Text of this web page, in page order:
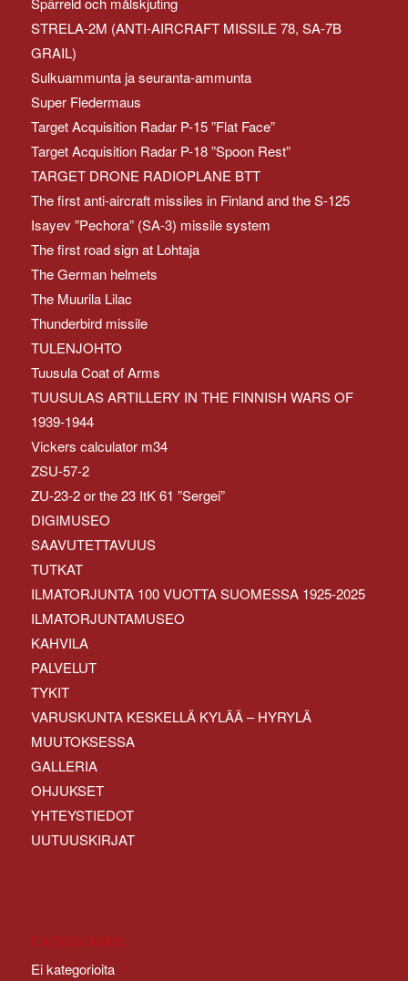
STRELA-2M (ANTI-AIRCRAFT MISSILE 78, SA-7B
GRAIL)
Sulkuammunta ja seuranta-ammunta
Super Fledermaus
Target Acquisition Radar P-15 ”Flat Face”
Target Acquisition Radar P-18 ”Spoon Rest”
TARGET DRONE RADIOPLANE BTT
The first anti-aircraft missiles in Finland and the S-125
Isayev ”Pechora” (SA-3) missile system
The first road sign at Lohtaja
The German helmets
The Muurila Lilac
Thunderbird missile
TULENJOHTO
Tuusula Coat of Arms
TUUSULAS ARTILLERY IN THE FINNISH WARS OF
1939-1944
Vickers calculator m34
ZSU-57-2
ZU-23-2 or the 23 ItK 61 ”Sergei”
DIGIMUSEO
SAAVUTETTAVUUS
TUTKAT
ILMATORJUNTA 100 VUOTTA SUOMESSA 1925-2025
ILMATORJUNTAMUSEO
KAHVILA
PALVELUT
TYKIT
VARUSKUNTA KESKELLÄ KYLÄÄ – HYRYLÄ
MUUTOKSESSA
GALLERIA
OHJUKSET
YHTEYSTIEDOT
UUTUUSKIRJAT
CATEGORIES
Ei kategorioita